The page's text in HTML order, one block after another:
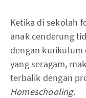
Ketika di sekolah
anak cenderung
dengan kurikulum
yang seragam,
terbalik dengan
Homeschooling.